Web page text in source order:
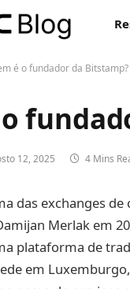
é o fundador da Bitstamp?
12, 2025 4 Mins
das exchanges
Merlak em
plataforma de
em